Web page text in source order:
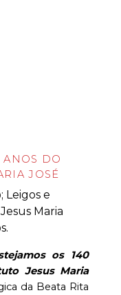
ANOS DO
JOSÉ
Leigos e
Maria
os 140
Jesus Maria
da Beata Rita